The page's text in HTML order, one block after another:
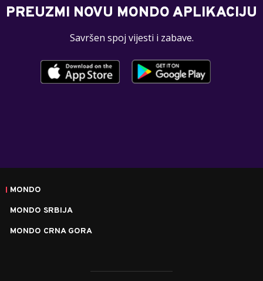
PREUZMI NOVU MONDO APLIKACIJU
Savršen spoj vijesti i zabave.
MONDO
MONDO SRBIJA
MONDO CRNA GORA